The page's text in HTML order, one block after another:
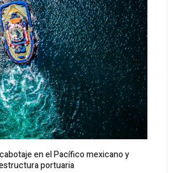
en el Pacífico mexicano y
portuaria